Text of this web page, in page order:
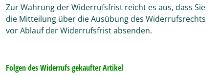
Zur Wahrung der Widerrufsfrist reicht es aus, dass Sie
die Mitteilung über die Ausübung des Widerrufsrechts
vor Ablauf der Widerrufsfrist absenden.
Folgen des Widerrufs gekaufter Artikel